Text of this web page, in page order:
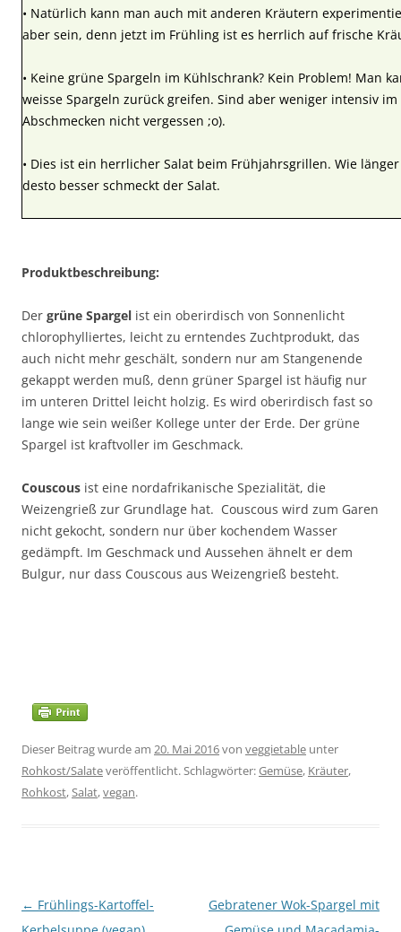
• Natürlich kann man auch mit anderen Kräutern
aber sein, denn jetzt im Frühling ist es herrlich auf frische
• Keine grüne Spargeln im Kühlschrank? Kein Problem! Man
weisse Spargeln zurück greifen. Sind aber weniger intensiv im
Abschmecken nicht vergessen ;o).
• Dies ist ein herrlicher Salat beim Frühjahrsgrillen. Wie
desto besser schmeckt der Salat.
Produktbeschreibung:
Der grüne Spargel ist ein oberirdisch von Sonnenlicht
chlorophylliertes, leicht zu erntendes Zuchtprodukt, das
auch nicht mehr geschält, sondern nur am Stangenende
gekappt werden muß, denn grüner Spargel ist häufig nur
im unteren Drittel leicht holzig. Es wird oberirdisch fast so
lange wie sein weißer Kollege unter der Erde. Der grüne
Spargel ist kraftvoller im Geschmack.
Couscous ist eine nordafrikanische Spezialität, die
Weizengrieß zur Grundlage hat. Couscous wird zum Garen
nicht gekocht, sondern nur über kochendem Wasser
gedämpft. Im Geschmack und Aussehen ähnelt er dem
Bulgur, nur dass Couscous aus Weizengrieß besteht.
Dieser Beitrag wurde am 20. Mai 2016von veggietable unter
Rohkost/Salateveröffentlicht. Schlagwörter:Gemüse, Kräuter,
Rohkost,Salat,vegan.
Beitragsnavigation
← Frühlings-Kartoffel-
Gebratener Wok-Spargel mit